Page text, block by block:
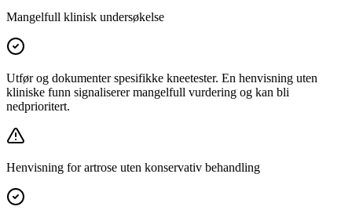
Mangelfull klinisk undersøkelse
Utfør og dokumenter spesifikke kneetester. En henvisning uten
kliniske funn signaliserer mangelfull vurdering og kan bli
nedprioritert.
Henvisning for artrose uten konservativ behandling